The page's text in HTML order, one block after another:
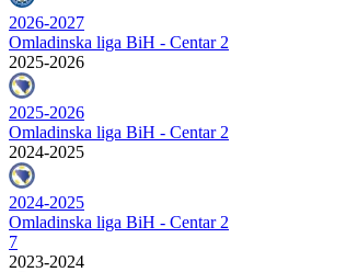
2026-2027
Omladinska liga BiH - Centar 2
2025-2026
2025-2026
Omladinska liga BiH - Centar 2
2024-2025
2024-2025
Omladinska liga BiH - Centar 2
7
2023-2024